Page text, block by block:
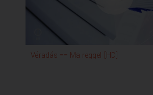
Véradás == Ma reggel [HD]